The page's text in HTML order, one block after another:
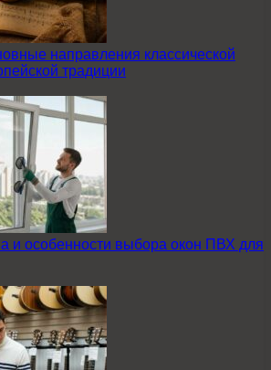
направления классической
традиции
и особенности выбора окон ПВХ для